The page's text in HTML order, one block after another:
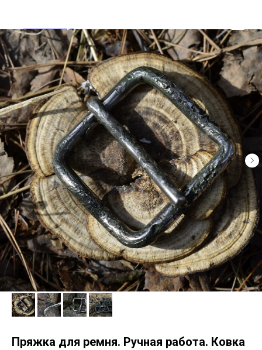
Пряжка для ремня. Ручная работа. Ковка